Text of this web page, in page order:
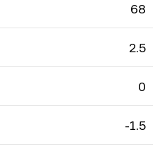
68
2.5
0
-1.5